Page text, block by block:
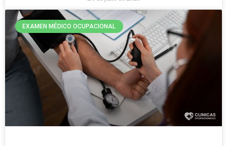
EXAMEN MÉDICO OCUPACIONAL